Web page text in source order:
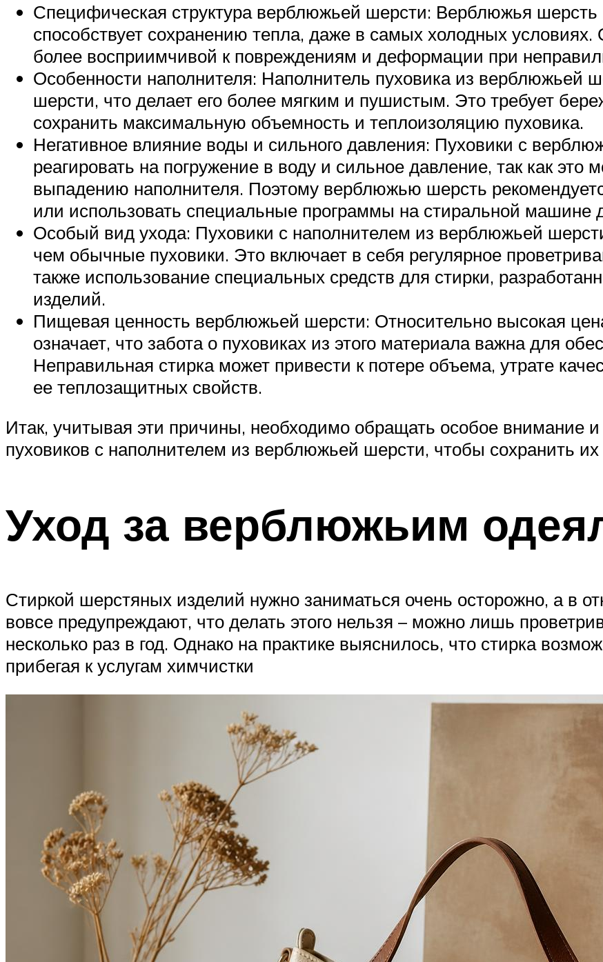
Специфическая структура верблюжьей шерсти: Верблюжья шерсть
способствует сохранению тепла, даже в самых холодных условиях.
более восприимчивой к повреждениям и деформации при
Особенности наполнителя: Наполнитель пуховика из верблюжьей
шерсти, что делает его более мягким и пушистым. Это требует
сохранить максимальную объемность и теплоизоляцию пуховика.
Негативное влияние воды и сильного давления: Пуховики с
реагировать на погружение в воду и сильное давление, так как это
выпадению наполнителя. Поэтому верблюжью шерсть
или использовать специальные программы на стиральной машине
Особый вид ухода: Пуховики с наполнителем из верблюжьей
чем обычные пуховики. Это включает в себя регулярное
также использование специальных средств для стирки,
изделий.
Пищевая ценность верблюжьей шерсти: Относительно высокая
означает, что забота о пуховиках из этого материала важна для
Неправильная стирка может привести к потере объема, утрате
ее теплозащитных свойств.
Итак, учитывая эти причины, необходимо обращать особое внимание
пуховиков с наполнителем из верблюжьей шерсти, чтобы сохранить
Уход за верблюжьим
Стиркой шерстяных изделий нужно заниматься очень осторожно, а в
вовсе предупреждают, что делать этого нельзя – можно лишь
несколько раз в год. Однако на практике выяснилось, что стирка
прибегая к услугам химчистки